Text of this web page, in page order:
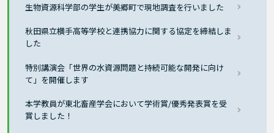
生物資源科学部の学生が美郷町で現地調査を行いました
秋田県立横手高等学校と連携協力に関する協定を締結しま
した
特別講演会「世界の水資源問題と持続可能な開発に向け
て」を開催します
本学教員が東北畜産学会において学術賞/優秀発表賞を受
賞しました！